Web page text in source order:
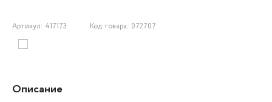
Артикул: 417173 Код товара: 072707
Описание